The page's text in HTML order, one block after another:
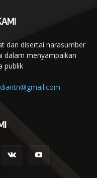
dan disertai narasumber
dalam menyampaikan
publik